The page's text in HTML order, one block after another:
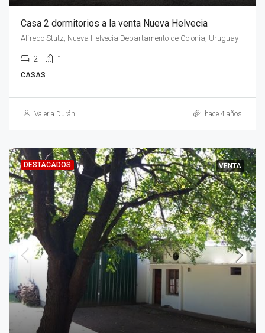
Casa 2 dormitorios a la venta Nueva Helvecia
Alfredo Stutz, Nueva Helvecia Departamento de Colonia, Uruguay
2 1
CASAS
Valeria Durán hace 4 años
DESTACADOS VENTA